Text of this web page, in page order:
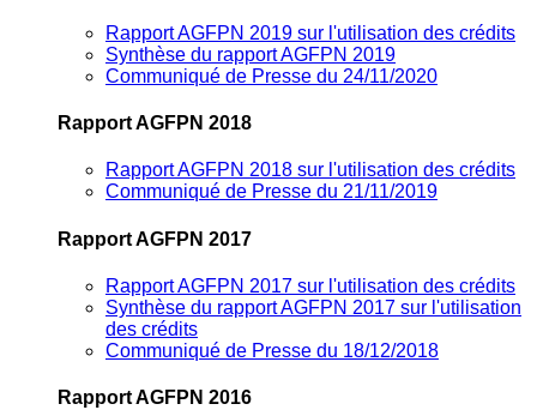
Rapport AGFPN 2019 sur l'utilisation des crédits
Synthèse du rapport AGFPN 2019
Communiqué de Presse du 24/11/2020
Rapport AGFPN 2018
Rapport AGFPN 2018 sur l'utilisation des crédits
Communiqué de Presse du 21/11/2019
Rapport AGFPN 2017
Rapport AGFPN 2017 sur l'utilisation des crédits
Synthèse du rapport AGFPN 2017 sur l'utilisation
des crédits
Communiqué de Presse du 18/12/2018
Rapport AGFPN 2016